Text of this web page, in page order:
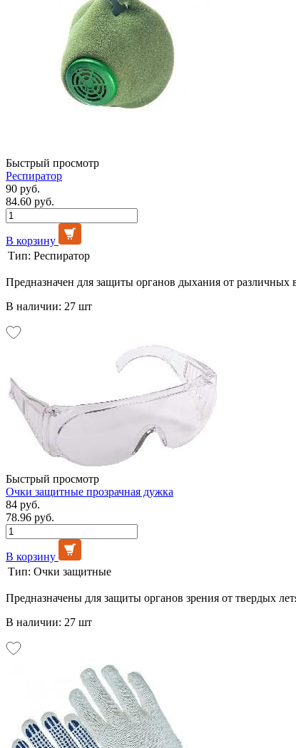
Быстрый просмотр
Респиратор
90 руб.
84.60 руб.
В корзину
Тип: Респиратор
Предназначен для защиты органов дыхания от
В наличии: 27 шт
Быстрый просмотр
Очки защитные прозрачная дужка
84 руб.
78.96 руб.
В корзину
Тип: Очки защитные
Предназначены для защиты органов зрения от твердых
В наличии: 27 шт